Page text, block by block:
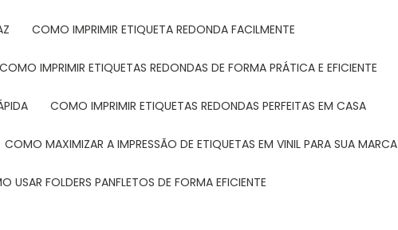
COMO IMPRIMIR ETIQUETA REDONDA FACILMENTE
COMO IMPRIMIR ETIQUETAS REDONDAS DE FORMA PRÁTICA E EFICIENTE
COMO IMPRIMIR ETIQUETAS REDONDAS PERFEITAS EM CASA
COMO MAXIMIZAR A IMPRESSÃO DE ETIQUETAS EM VINIL PARA SUA MARCA
USAR FOLDERS PANFLETOS DE FORMA EFICIENTE